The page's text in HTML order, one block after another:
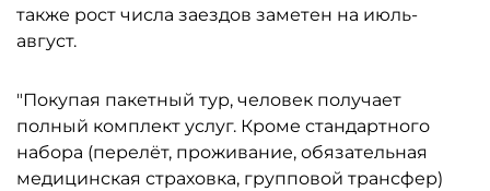
также рост числа заездов заметен на июль-
август.
"Покупая пакетный тур, человек получает
полный комплект услуг. Кроме стандартного
набора (перелёт, проживание, обязательная
медицинская страховка, групповой трансфер)